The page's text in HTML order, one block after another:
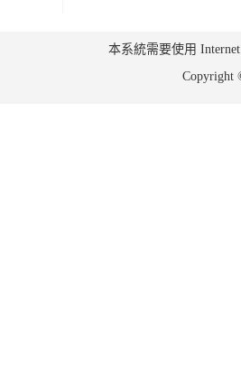
本系統需要使用
Copyright